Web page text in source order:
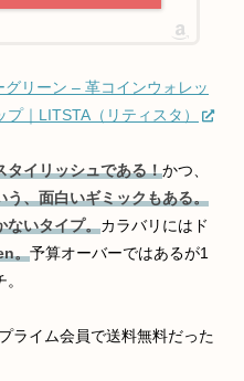
リーン – 革コインウォレッ
｜LITSTA（リティスタ）
タイリッシュである！かつ、
う、面白いギミックもある。
ないタイプ。カラバリにはド
。予算オーバーではあるが1
ライム会員で送料無料だった